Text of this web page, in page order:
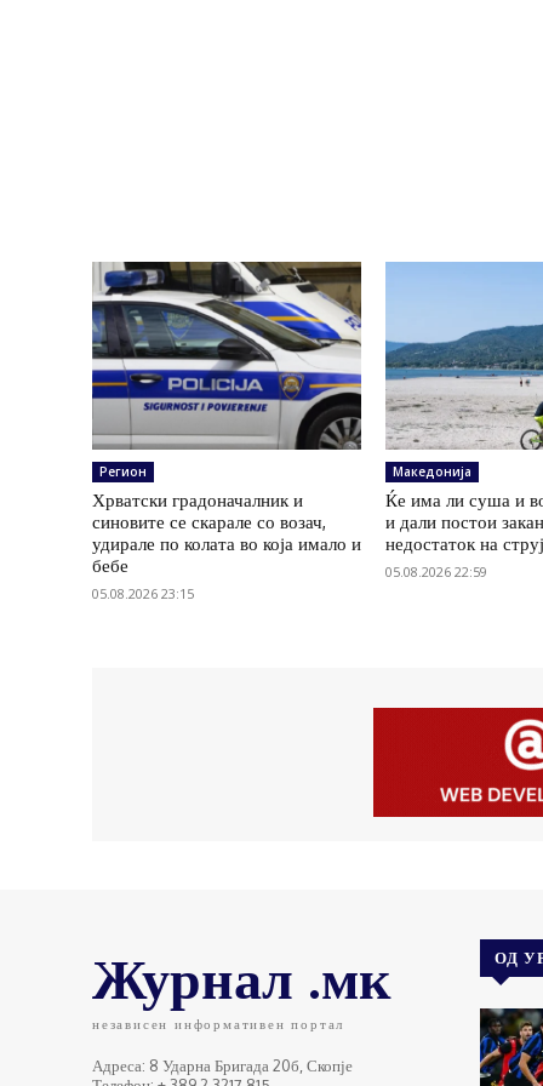
Регион
Хрватски градоначалник и
синовите се скарале со возач,
удирале по колата во која имало и
бебе
05.08.2026 23:15
Македонија
Ќе има ли суша и
и дали постои
недостаток на
05.08.2026 22:59
Журнал .мк
независен информативен портал
Адреса: 8 Ударна Бригада 20б, Скопје
ОД